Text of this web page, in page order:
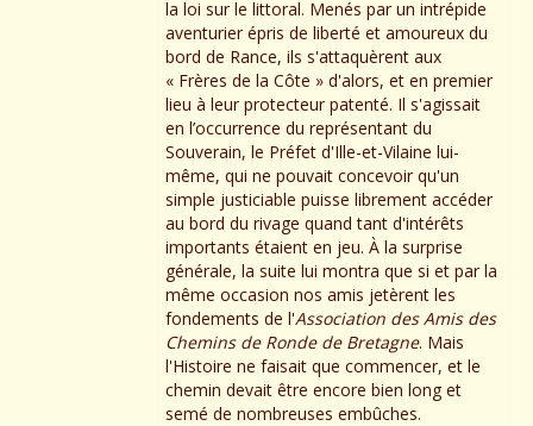
la loi sur le littoral. Menés par un intrépide
aventurier épris de liberté et amoureux du
bord de Rance, ils s'attaquèrent aux
« Frères de la Côte » d'alors, et en premier
lieu à leur protecteur patenté. Il s'agissait
en l’occurrence du représentant du
Souverain, le Préfet d'Ille-et-Vilaine lui-
même, qui ne pouvait concevoir qu'un
simple justiciable puisse librement accéder
au bord du rivage quand tant d'intérêts
importants étaient en jeu. À la surprise
générale, la suite lui montra que si et par la
même occasion nos amis jetèrent les
fondements de l'Association des Amis des
Chemins de Ronde de Bretagne. Mais
l'Histoire ne faisait que commencer, et le
chemin devait être encore bien long et
semé de nombreuses embûches.